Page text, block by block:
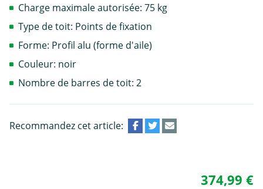
Charge maximale autorisée: 75 kg
Type de toit: Points de fixation
Forme: Profil alu (forme d'aile)
Couleur: noir
Nombre de barres de toit: 2
Recommandez cet article:
374,99 €